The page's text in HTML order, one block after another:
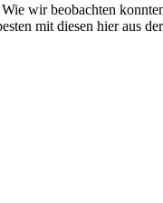
wir beobachten
mit diesen hier aus